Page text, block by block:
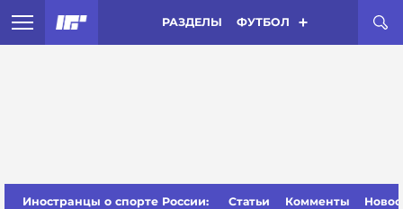
РАЗДЕЛЫ ФУТБОЛ
Иностранцы о спорте России: Статьи Комменты